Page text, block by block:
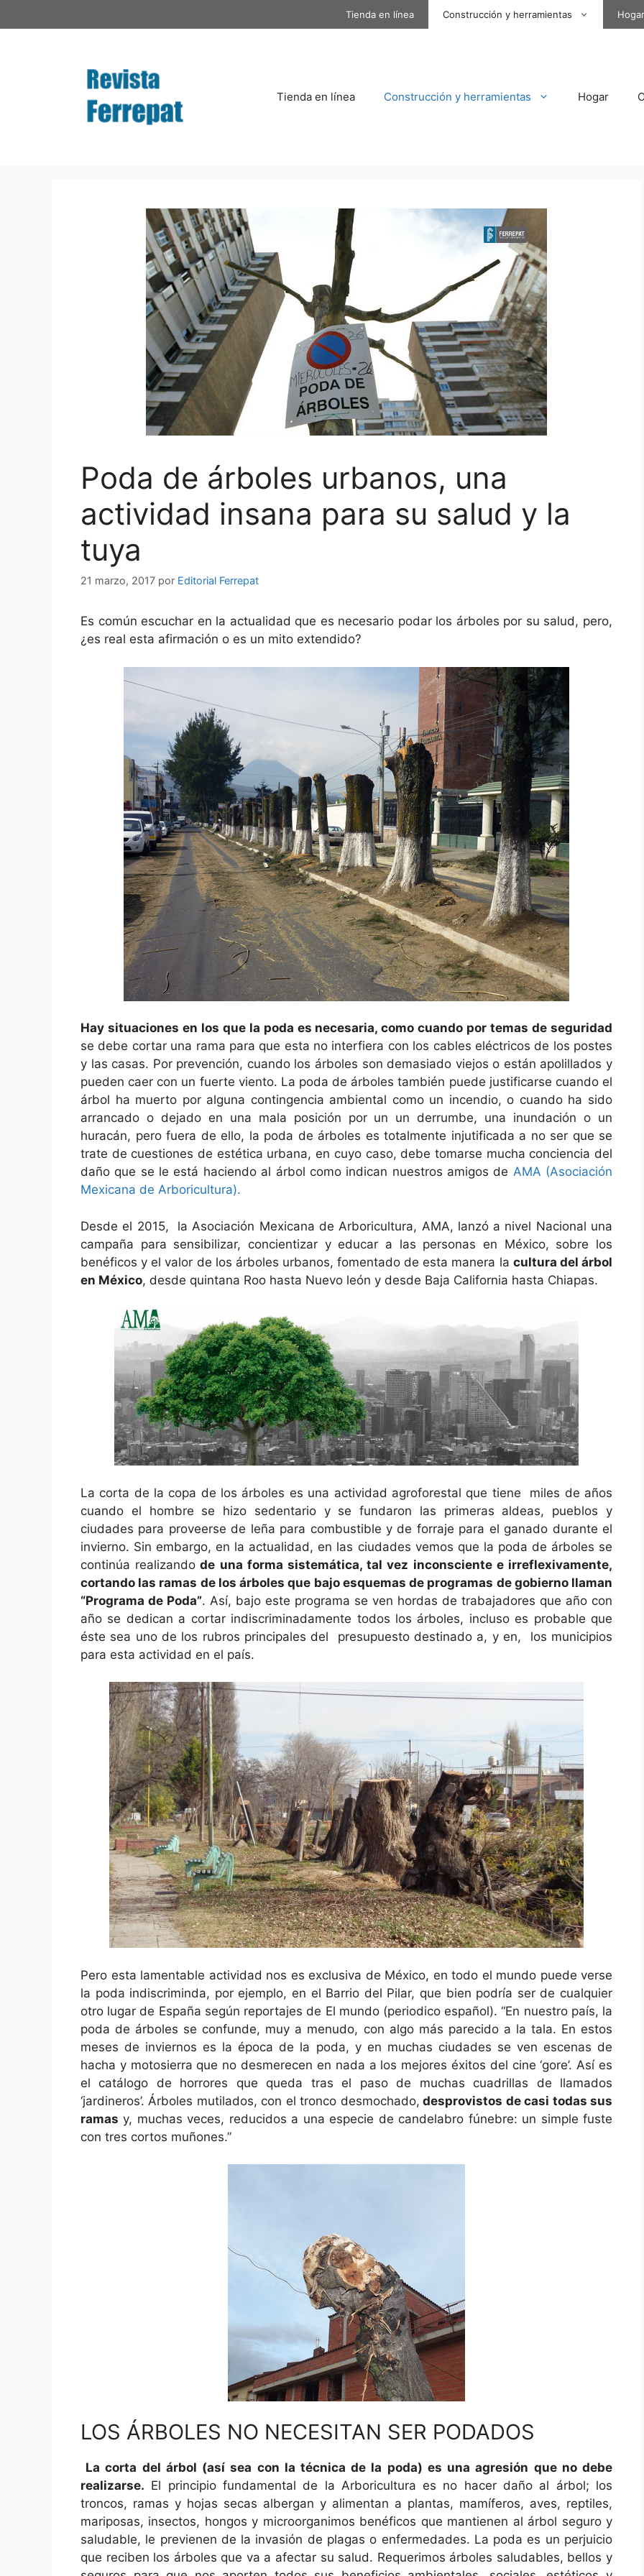
al
Tienda en línea Construcción y herramientas Hogar
Tienda en línea Construcción y herramientas Hogar
Poda de árboles urbanos, una
actividad insana para su salud y la
tuya
21 marzo, 2017 por Editorial Ferrepat
Es común escuchar en la actualidad que es necesario podar los árboles por su salud, pero,
¿es real esta afirmación o es un mito extendido?
Hay situaciones en los que la poda es necesaria, como cuando por temas de seguridad
se debe cortar una rama para que esta no interfiera con los cables eléctricos de los postes
y las casas. Por prevención, cuando los árboles son demasiado viejos o están apolillados y
pueden caer con un fuerte viento. La poda de árboles también puede justificarse cuando el
árbol ha muerto por alguna contingencia ambiental como un incendio, o cuando ha sido
arrancado o dejado en una mala posición por un un derrumbe, una inundación o un
huracán, pero fuera de ello, la poda de árboles es totalmente injutificada a no ser que se
trate de cuestiones de estética urbana, en cuyo caso, debe tomarse mucha conciencia del
daño que se le está haciendo al árbol como indican nuestros amigos de AMA (Asociación
Mexicana de Arboricultura).
Desde el 2015, la Asociación Mexicana de Arboricultura, AMA, lanzó a nivel Nacional una
campaña para sensibilizar, concientizar y educar a las personas en México, sobre los
benéficos y el valor de los árboles urbanos, fomentado de esta manera la cultura del árbol
en México, desde quintana Roo hasta Nuevo león y desde Baja California hasta Chiapas.
La corta de la copa de los árboles es una actividad agroforestal que tiene miles de años
cuando el hombre se hizo sedentario y se fundaron las primeras aldeas, pueblos y
ciudades para proveerse de leña para combustible y de forraje para el ganado durante el
invierno. Sin embargo, en la actualidad, en las ciudades vemos que la poda de árboles se
continúa realizando de una forma sistemática, tal vez inconsciente e irreflexivamente,
cortando las ramas de los árboles que bajo esquemas de programas de gobierno llaman
“Programa de Poda”. Así, bajo este programa se ven hordas de trabajadores que año con
año se dedican a cortar indiscriminadamente todos los árboles, incluso es probable que
éste sea uno de los rubros principales del presupuesto destinado a, y en, los municipios
para esta actividad en el país.
Pero esta lamentable actividad nos es exclusiva de México, en todo el mundo puede verse
la poda indiscriminda, por ejemplo, en el Barrio del Pilar, que bien podría ser de cualquier
otro lugar de España según reportajes de El mundo (periodico español). “En nuestro país, la
poda de árboles se confunde, muy a menudo, con algo más parecido a la tala. En estos
meses de inviernos es la época de la poda, y en muchas ciudades se ven escenas de
hacha y motosierra que no desmerecen en nada a los mejores éxitos del cine ‘gore’. Así es
el catálogo de horrores que queda tras el paso de muchas cuadrillas de llamados
‘jardineros’. Árboles mutilados, con el tronco desmochado, desprovistos de casi todas sus
ramas y, muchas veces, reducidos a una especie de candelabro fúnebre: un simple fuste
con tres cortos muñones.”
LOS ÁRBOLES NO NECESITAN SER PODADOS
La corta del árbol (así sea con la técnica de la poda) es una agresión que no debe
realizarse. El principio fundamental de la Arboricultura es no hacer daño al árbol; los
troncos, ramas y hojas secas albergan y alimentan a plantas, mamíferos, aves, reptiles,
mariposas, insectos, hongos y microorganimos benéficos que mantienen al árbol seguro y
saludable, le previenen de la invasión de plagas o enfermedades. La poda es un perjuicio
que reciben los árboles que va a afectar su salud. Requerimos árboles saludables, bellos y